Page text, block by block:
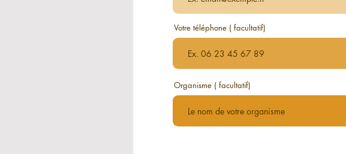
Votre téléphone ( facultatif)
Organisme ( facultatif)